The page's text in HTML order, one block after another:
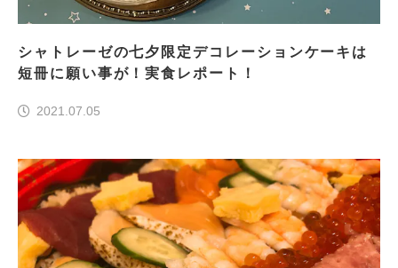
シャトレーゼの七夕限定デコレーションケーキは
短冊に願い事が！実食レポート！
2021.07.05